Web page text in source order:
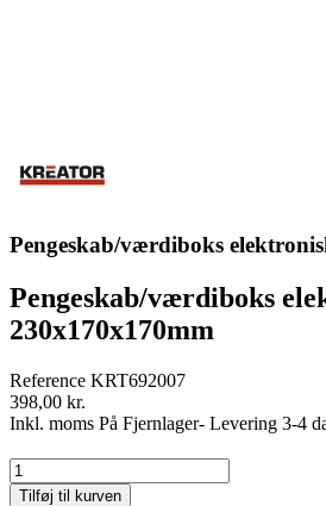
Pengeskab/værdiboks
Pengeskab/værdiboks
230x170x170mm
Reference KRT692007
398,00 kr.
Inkl. moms På Fjernlager- Levering 3-4
Tilføj til kurven